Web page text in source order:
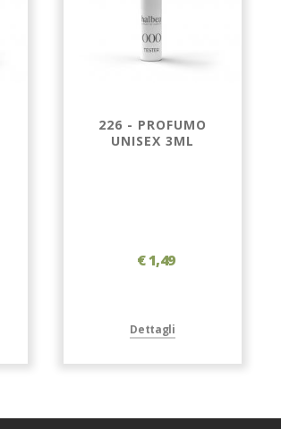
226 - PROFUMO
UNISEX 3ML
€ 1,49
Dettagli